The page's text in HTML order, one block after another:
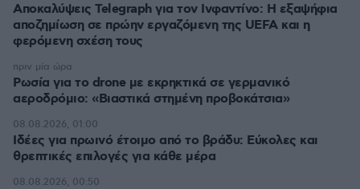
Αποκαλύψεις Telegraph για τον Ινφαντίνο: Η εξαψήφια
αποζημίωση σε πρώην εργαζόμενη της UEFA και η
φερόμενη σχέση τους
Ρωσία για το drone με εκρηκτικά σε γερμανικό
αεροδρόμιο: «Βιαστικά στημένη προβοκάτσια»
πριν μία ώρα
Ιδέες για πρωινό έτοιμο από το βράδυ: Εύκολες και
θρεπτικές επιλογές για κάθε μέρα
08.08.2026, 01:00
08.08.2026, 00:50